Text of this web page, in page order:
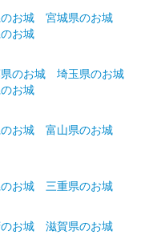
版
版
お城
宮城県のお城
お城
のお城
埼玉県のお城
お城
お城
富山県のお城
お城
三重県のお城
お城
滋賀県のお城